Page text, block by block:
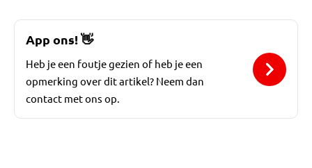
App ons!👋
Heb je een foutje gezien of heb je een
opmerking over dit artikel? Neem dan
contact met ons op.